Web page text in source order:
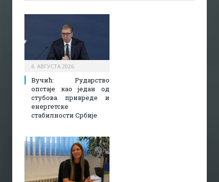
6. АВГУСТА 2026.
Вучић: Рударство
опстаје као један од
стубова привреде и
енергетске
стабилности Србије